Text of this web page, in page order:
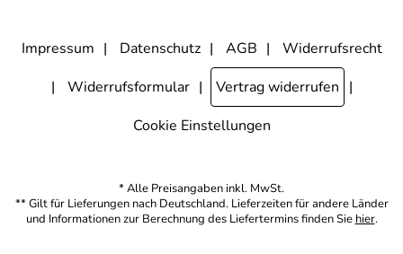
Impressum Datenschutz AGB
Widerrufsrecht
Widerrufsformular
Vertrag widerrufen
Cookie Einstellungen
* Alle Preisangaben inkl. MwSt.
** Gilt für Lieferungen nach Deutschland. Lieferzeiten für andere Länder
und Informationen zur Berechnung des Liefertermins finden Sie hier.